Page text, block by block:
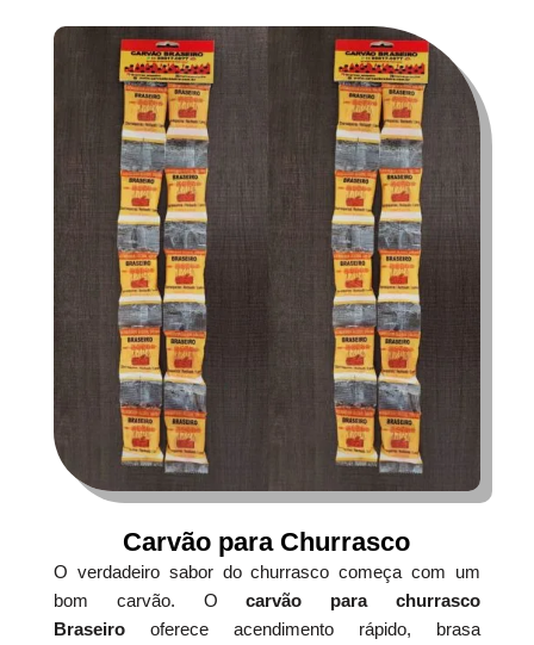
Carvão para Churrasco
O verdadeiro sabor do churrasco começa com um
bom carvão. Ocarvão para churrasco
Braseirooferece acendimento rápido, brasa